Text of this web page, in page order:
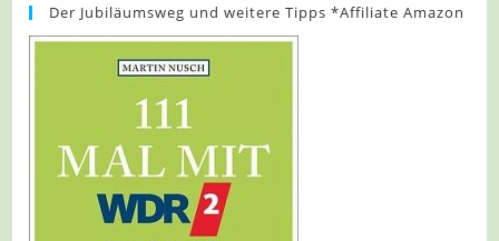
Der Jubiläumsweg und weitere Tipps *Affiliate Amazon